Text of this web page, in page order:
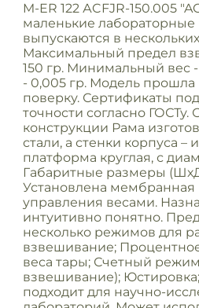
M-ER 122 АCFJR-150.005
маленькие
выпускаются в
Максимальный предел
150 гр. Минимальный вес -
- 0,005 гр. Модель прошла
поверку. Сертификаты
точности согласно ГОСТу.
конструкции Рама
стали, а стенки корпуса –
платформа круглая, с
Габаритные размеры
Установлена мембранная
управления весами.
интуитивно понятно.
несколько режимов для
взвешивание;
веса тары; Счетный
взвешивание);
подходит для научно-